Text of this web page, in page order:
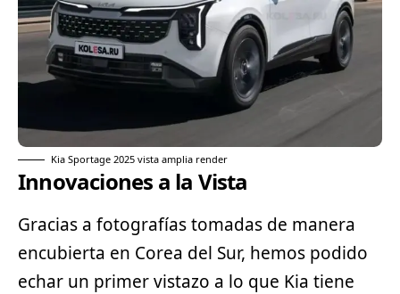
Kia Sportage 2025 vista amplia render
Innovaciones a la Vista
Gracias a fotografías tomadas de manera
encubierta en Corea del Sur, hemos podido
echar un primer vistazo a lo que Kia tiene